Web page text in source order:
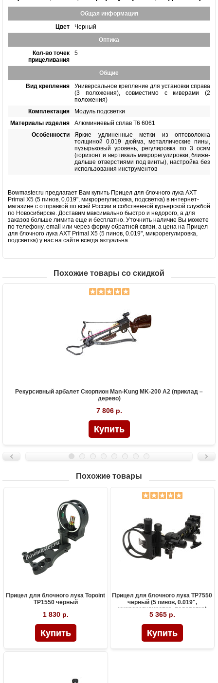
Общая информация
Цвет
Черный
Оптика
Кол-во точек
прицеливания
5
Общие
Вид крепления
Универсальное крепление для установки справа
(3 положения), совместимо с киверами (2
положения)
Комплектация
Модуль подсветки
Материалы изделия
Алюминиевый сплав Т6 6061
Особенности
Яркие удлиненные метки из оптоволокна
толщиной 0.019 дюйма, металлические пины,
пузырьковый уровень, регулировка по 3 осям
(горизонт и вертикаль микрорегулировки, ближе-
дальше отверстиями под винты), настройка без
использования инструментов
Bowmaster.ru предлагает Вам купить Прицел для блочного лука AXT
Primal X5 (5 пинов, 0.019", микрорегулировка, подсветка) в интернет-
магазине с отправкой по всей России и собственной курьерской службой
по Новосибирске. Доставим максимально быстро и недорого, а для
заказов больше лимита еще и бесплатно. Уточнить наличие Вы можете
по телефону, email или через форму обратной связи, а цена на Прицел
для блочного лука AXT Primal X5 (5 пинов, 0.019", микрорегулировка,
подсветка) у нас на сайте всегда актуальна.
Похожие товары со скидкой
Рекурсивный арбалет Скорпион Man-Kung MK-200 A2 (приклад –
дерево)
7 806 р.
Похожие товары
Прицел для блочного лука Topoint
TP1550 черный
1 830 р.
Прицел для блочного лука TP7550
черный (5 пинов, 0.019",
микрорегулировка, подсветка)
5 365 р.